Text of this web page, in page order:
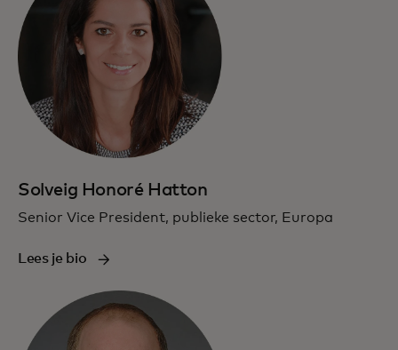
Solveig Honoré Hatton
Senior Vice President, publieke sector, Europa
Lees je bio